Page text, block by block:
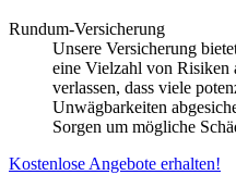
Rundum-Versicherung
Unsere Versicherung
eine Vielzahl von Risiken
verlassen, dass viele
Unwägbarkeiten
Sorgen um mögliche
Kostenlose Angebote erhalten!